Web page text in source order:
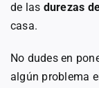
de las durezas
casa.
No dudes en
algún problema